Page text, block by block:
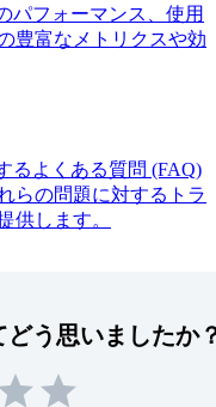
パフォーマンス、使用
豊富なメトリクスや効
るよくある質問 (FAQ)
らの問題に対するトラ
供します。
う思いましたか